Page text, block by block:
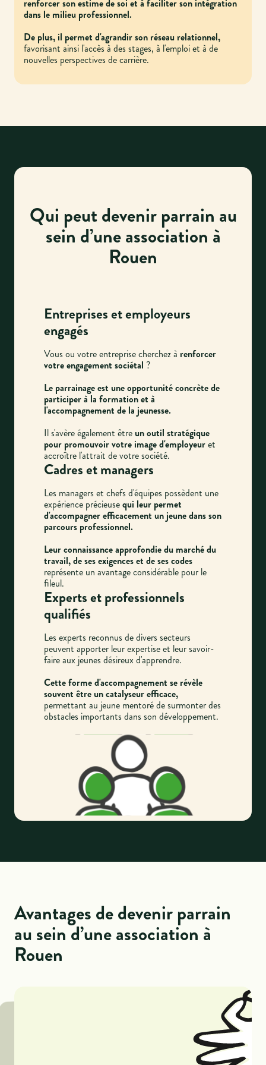
renforcer son estime de soi et à faciliter son intégration
dans le milieu professionnel.
De plus, il permet d'agrandir son réseau relationnel,
favorisant ainsi l'accès à des stages, à l'emploi et à de
nouvelles perspectives de carrière.
Qui peut devenir parrain au
sein d’une association à
Rouen
Entreprises et employeurs
engagés
Vous ou votre entreprise cherchez à renforcer
votre engagement sociétal ?
Le parrainage est une opportunité concrète de
participer à la formation et à
l'accompagnement de la jeunesse.
Il s'avère également êtreun outil stratégique
pour promouvoir votre image d'employeuret
accroître l'attrait de votre société.
Cadres et managers
Les managers et chefs d'équipes possèdent une
expérience précieusequi leur permet
d'accompagner efficacement un jeune dans son
parcours professionnel.
Leur connaissance approfondie du marché du
travail, de ses exigences et de ses codes
représente un avantage considérable pour le
fileul.
Experts et professionnels
qualifiés
Les experts reconnus de divers secteurs
peuvent apporter leur expertise et leur savoir-
faire aux jeunes désireux d'apprendre.
Cette forme d'accompagnement se révèle
souvent être un catalyseur efficace,
permettant au jeune mentoré de surmonter des
obstacles importants dans son développement.
Avantages de devenir parrain
au sein d’une association à
Rouen